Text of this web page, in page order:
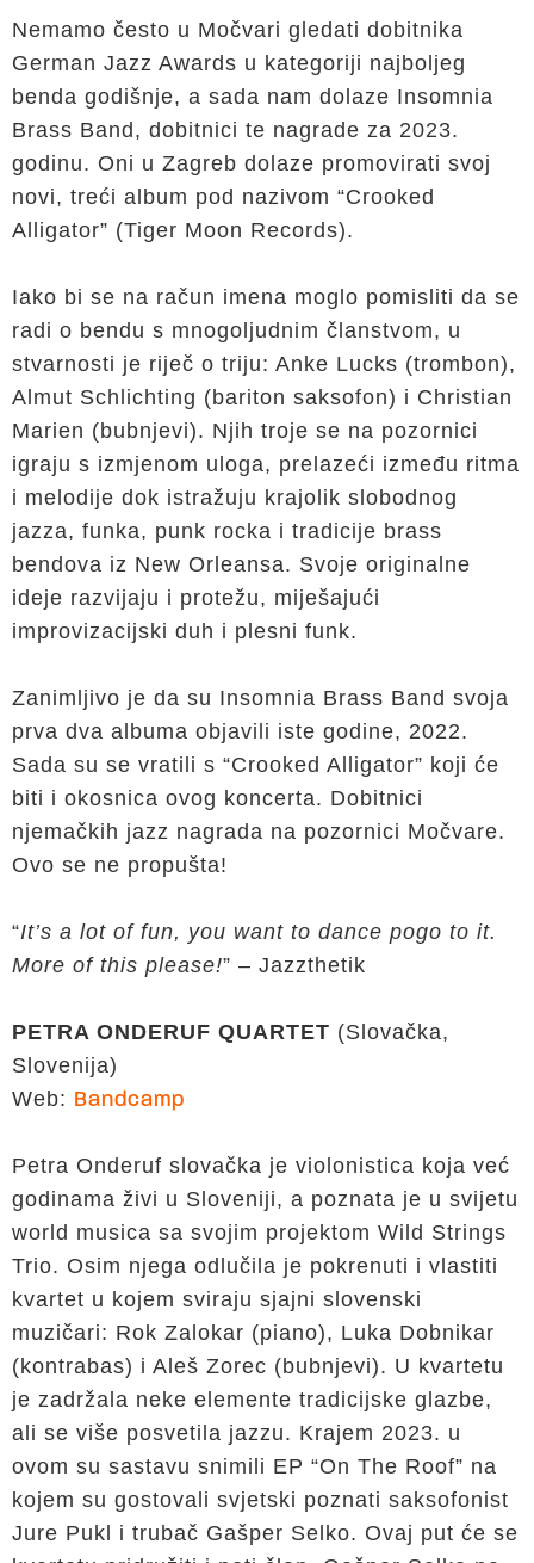
Nemamo često u Močvari gledati dobitnika
German Jazz Awards u kategoriji najboljeg
benda godišnje, a sada nam dolaze Insomnia
Brass Band, dobitnici te nagrade za 2023.
godinu. Oni u Zagreb dolaze promovirati svoj
novi, treći album pod nazivom “Crooked
Alligator” (Tiger Moon Records).
Iako bi se na račun imena moglo pomisliti da se
radi o bendu s mnogoljudnim članstvom, u
stvarnosti je riječ o triju: Anke Lucks (trombon),
Almut Schlichting (bariton saksofon) i Christian
Marien (bubnjevi). Njih troje se na pozornici
igraju s izmjenom uloga, prelazeći između ritma
i melodije dok istražuju krajolik slobodnog
jazza, funka, punk rocka i tradicije brass
bendova iz New Orleansa. Svoje originalne
ideje razvijaju i protežu, miješajući
improvizacijski duh i plesni funk.
Zanimljivo je da su Insomnia Brass Band svoja
prva dva albuma objavili iste godine, 2022.
Sada su se vratili s “Crooked Alligator” koji će
biti i okosnica ovog koncerta. Dobitnici
njemačkih jazz nagrada na pozornici Močvare.
Ovo se ne propušta!
“It’s a lot of fun, you want to dance pogo to it.
More of this please!” – Jazzthetik
PETRA ONDERUF QUARTET (Slovačka,
Slovenija)
Web: Bandcamp
Petra Onderuf slovačka je violonistica koja već
godinama živi u Sloveniji, a poznata je u svijetu
world musica sa svojim projektom Wild Strings
Trio. Osim njega odlučila je pokrenuti i vlastiti
kvartet u kojem sviraju sjajni slovenski
muzičari: Rok Zalokar (piano), Luka Dobnikar
(kontrabas) i Aleš Zorec (bubnjevi). U kvartetu
je zadržala neke elemente tradicijske glazbe,
ali se više posvetila jazzu. Krajem 2023. u
ovom su sastavu snimili EP “On The Roof” na
kojem su gostovali svjetski poznati saksofonist
Jure Pukl i trubač Gašper Selko. Ovaj put će se